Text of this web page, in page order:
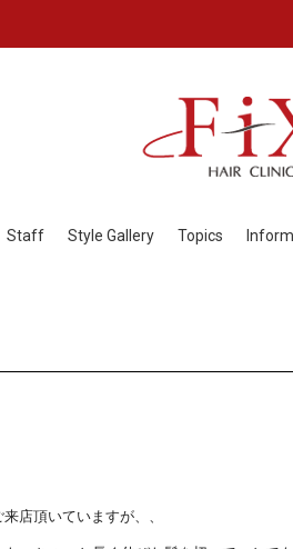
Staff Style Gallery Topics
店頂いていますが、、